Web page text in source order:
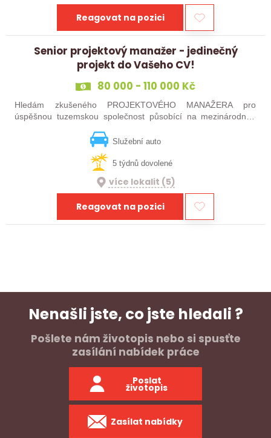
Reagovat na pozici
Senior projektový manažer - jedinečný
projekt do Vašeho CV!
80 000 - 110 000 Kč
Hledám zkušeného PROJEKTOVÉHO MANAŽERA pro
úspěšnou tuzemskou společnost působící na mezinárodním
mechanika). Pokud se nebojíte výzvy v…
Služební auto
5 týdnů dovolené
více lokalit (5)
Reagovat na pozici
Nenašli jste, co jste hledali ?
Pošlete nám životopis nebo si spusťte
zasílání nabídek práce
Poslat
životopis
Zasílat nabídky